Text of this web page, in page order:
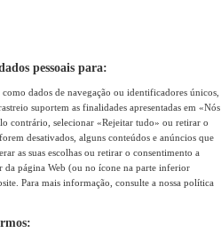
pessoais para:
dados de navegação ou identificadores únicos,
suportem as finalidades apresentadas em «Nós
contrário, selecionar «Rejeitar tudo» ou retirar o
desativados, alguns conteúdos e anúncios que
as suas escolhas ou retirar o consentimento a
página Web (ou no ícone na parte inferior
Para mais informação, consulte a nossa política